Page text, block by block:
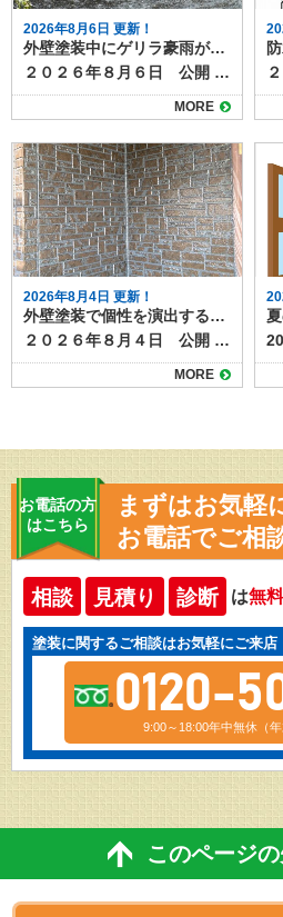
2026年8月6日 更新！
外壁塗装中にゲリラ豪雨が降ったら？工事への影響と対応方法
２０２６年８月６日 公開 夏場を中心に増えているゲリラ豪雨は、外壁塗装工事にも大きな影響を与えます。 短時間で強い雨が降ると、塗料の仕上がり不良や工期の延長につながるため、現場では慎重な判断が求められます。 本記事では、突然の雨が外壁塗装工事に与える影響と、業者が行う対策について解説します。 目次ゲリラ豪雨が工事に与える影響塗料の密着不良色ムラや白化現象工期の延長施工業者が行う雨対策天気予報の細かなチェック塗装前の作業判断養生やシートでの防護工事中にゲリラ豪雨が降った場合の流れ施主ができる心構えまとめ ゲリラ豪雨が工事に与える影響 工事中のゲリラ豪雨が与える仕上がりや耐久性への影響を確認しておきましょう。 塗料の密着不良 塗装面が濡れた状態で塗料が付着すると、乾燥後に剥がれやすくなります。特に下塗り前や塗料の乾燥途中に雨が降ると、仕上がりや耐久性に影響します。 色ムラや白化現象 塗料が完全に乾く前に雨水が付着すると、表面が白っぽく濁ったり色ムラが発生します。この状態になると塗り直しが必要です。 工期の延長 ゲリラ豪雨は予測が難しいため、作業を中断したり翌日以降に工程をずらすことがあります。乾燥時間の確保も必要なため、予定より工期が伸びる場合があります。 施工業者が行う雨対策 塗装工事の施工業者は、天気予報によって、 ①雨が降り出すまで作業し、降ってきたらすぐに中断する ②１日中降りそうなので、最初から今日の作業を中止する のいずれかの判断をします。 ゲリラ豪雨などお天気の具合は、予報を見ていてもなかなか予測がつきづらいものですが、施工業者は事前に次のような対策を行って、急な雨に備えています。 天気予報の細かなチェック 近年は1時間単位のピンポイント予報が利用でき、工事前や休憩時間にも確認して作業スケジュールを調整します。 塗装前の作業判断 雨雲レーダーで豪雨の可能性が高い場合は、塗装工程を行わず、養生や下地調整など雨の影響を受けにくい作業に切り替えます。 養生やシートでの防護 作業中に急な雨が降った際は、足場のメッシュシートやビニールで塗装面を覆い、雨水の付着を防ぎます。 工事中にゲリラ豪雨が降った場合の流れ 塗装工事中にゲリラ豪雨に見舞われた場合には、次のように対応するのが一般的です。 作業を即時中断し、塗装面を雨から守る 雨が止んだら塗装面の水分を拭き取り、乾燥を確認 必要に応じて、部分的に再塗装を実施 乾燥状態が確保できない場合は翌日以降に作業を延期 塗料は余分な水分が混ざると耐久性や仕上がりに影響ができます。乾燥前に雨にあたらないようにすることと、作業を再開する際には、雨の影響を確認し、必要に応じて再塗装するなど修正が必要になります。 乾燥時間をしっかりとり、次の工程に移るためにも、雨の日やその翌日はしっかりと時間をとりますので、工期が伸びることもあります。 施主ができる心構え ゲリラ豪雨に限らず、天候が塗装工事に与える影響について事前に知っておくと、不安にならずに過ごすことができます。 夏場や梅雨時期は、工期が天候に左右されやすいことを理解する 工期延長があっても無理に急がせず、品質重視で進めてもらう 工事前の打ち合わせで「雨天時の対応方針」を確認しておく など、「家の外の工事は天気次第。さらに塗装は雨の影響を受け耐久性や仕上がりにも影響がある」ことを知っておきましょう。 まとめ 外壁塗装は天候の影響を大きく受ける工事です。ゲリラ豪雨が発生すると作業が中断され、工期が延びることもありますが、品質を守るためには必要な判断です。信頼できる業者であれば、天候を見極めながら安全かつ丁寧に作業を進めてくれます。 雨天時の対応は、塗装工程の進み具合や、今どんなことを行っているかによっても個々のケースで異なります。 実際に工事をしている場合は、施工店に「雨の場合の作業はどうなるのか」事前に確認しておくとよいでしょう。
MORE
2026年8月4日 更新！
外壁塗装で個性を演出する多彩工法とは？模様仕上げの魅力と特徴
２０２６年８月４日 公開 外壁塗装というと「単色で塗るだけ」というイメージを持つ人も多いですが、近年は色だけでなく模様をつける塗装も人気を集めています。 その代表的な塗装方法が「多彩工法」です。色と質感を組み合わせた独自の仕上がりが得られ、住まいの印象を大きく変えることができます。 目次多彩工法とは多彩工法のメリット高級感と個性を演出デザインの自由度が高い既存外壁の質感を活かせる汚れが目立ちにくい多彩工法の施工方法仕上がりのバリエーション注意点と費用の目安京都・滋賀で多彩工法なら塗り達にお任せ！ 多彩工法とは 多彩工法とは、２色又は３色の組み合わせ、自然な陰影をつけながら仕上げる塗装方法です。ベースとなる色の上から、粒状の塗料や異なる色の塗材を重ねることで、深みや立体感のある模様を作り出します。 サイディング外壁の凹凸を活かす施工方法なので、元々ある柄を以下shながら塗装したり、天然石調やレンガ調など高級感を演出することも可能です。 ▶多彩工法プラン 多彩工法のメリット 多彩工法を使った塗装には様々なメリットがあります。仕上がりの美しさだけではなくもちろん塗装工事としての耐久性もばっちりあります。 高級感と個性を演出 光の当たり方や見る角度によって表情が変わり、単色塗装では得られない高級感が生まれます。 #gallery-1 { margin: auto; } #gallery-1 .gallery-item { float: left; margin-top: 10px; text-align: center; width: 50%; } #gallery-1 img { border: 2px solid #cfcfcf; } #gallery-1 .gallery-caption { margin-left: 0; } /* see gallery_shortcode() in wp-includes/media.php */ 施工前 施工後 デザインの自由度が高い 色の組み合わせや粒の大きさ、模様の出し方などを調整できるため、周囲の家と差別化しやすくなります。 既存外壁の質感を活かせる サイディングの模様を残したまま色だけを変える「クリヤー仕上げ」や、上から模様を重ねる方法もあり、リフォームでも新築のような仕上がりにできます。 汚れが目立ちにくい 多色使いのため、雨だれや埃などの汚れが単色よりも目立ちにくいという特徴があります。 多彩工法の施工方法 多彩工法は特殊な専用ローラーを使って、多彩工法専用塗料を塗っていく施工方法です。 施工には通常の塗装よりも技術が必要で、塗料の販売元であるスズカファインの認定施工店でしか施工できない工法です。多彩工法をご希望の場合は、経験豊富な職人が在籍する認定施工店に依頼することが重要です。 仕上がりのバリエーション 多彩工法には、２色又は３色仕上げ、色の組み合わせによって天然石風・砂壁風・チップ入り・グラデーション調などさまざまなパターンがあります。 例えば、ベージュ系のベースにブラウンやホワイトのチップを加えると落ち着いた印象に、グレー系にブルーの粒を混ぜるとモダンな雰囲気になります。色の組み合わせ次第で和風にも洋風にも対応可能です。 注意点と費用の目安 多彩工法は通常の単色塗装よりも工程や材料が増えるため、費用は1.2〜1.5倍程度になる場合があります。 また、部分補修の際には模様を再現する必要があるため、同じ職人や塗料を使うことが望ましいでしょう。 玄関周りや外塀だけなど一部分への施工も可能です。認定施工店にぜひご相談ください。 ▶多彩工法の施工事例はこちら 京都・滋賀で多彩工法なら塗り達にお任せ！ 外壁塗装の模様仕上げ、とくに多彩工法は、住まいの個性を引き立てる魅力的な方法です。高級感やデザイン性を求める方にはぴったりの工法ですが、仕上がりの満足度は職人の腕に大きく左右されます。施工事例を確認しながら、自分の家に合ったデザインを検討することが大切です。 京都・滋賀で多彩工法をご希望なら、認定施工店の塗り達にご相談ください！施工実績も多数あります！
MORE
お電話の方
はこちら
まずはお気軽
お電話でご相
相談 見積り 診断 は無料
塗装に関するご相談はお気軽にご来
0120-
9:00～18:00年中無休（年
このページ